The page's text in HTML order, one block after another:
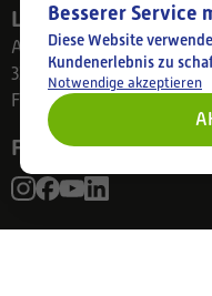
Ladengeschäft
Ahlmanintie 61
33800 Tampere
Finnland
Folgen Sie uns
Besserer Service
Diese Website
Kundenerlebnis zu
Notwendige akzeptieren